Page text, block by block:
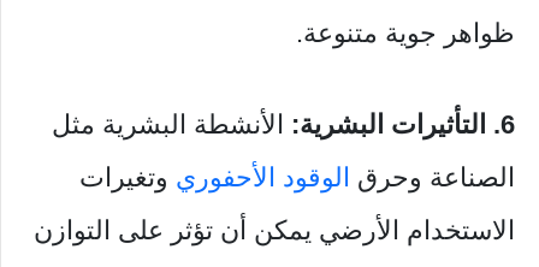
ظواهر جوية متنوعة.
6. التأثيرات البشرية:
الأنشطة البشرية مثل
الصناعة وحرق الوقود الأحفوري وتغيرات
الاستخدام الأرضي يمكن أن تؤثر على التوازن